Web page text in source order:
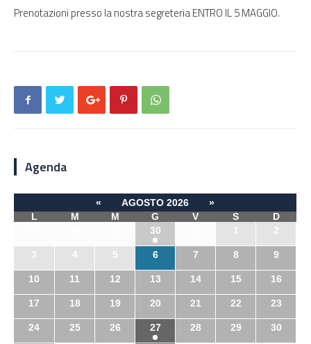
Prenotazioni presso la nostra segreteria ENTRO IL 5 MAGGIO.
Agenda
« AGOSTO 2026
»
L
M M G V S
D
30 1 2
3 4 5 6 7 8 9
10 11 12 13 14 15 16
17 18 19 20 21 22 23
24 25 26 27 28 29 30